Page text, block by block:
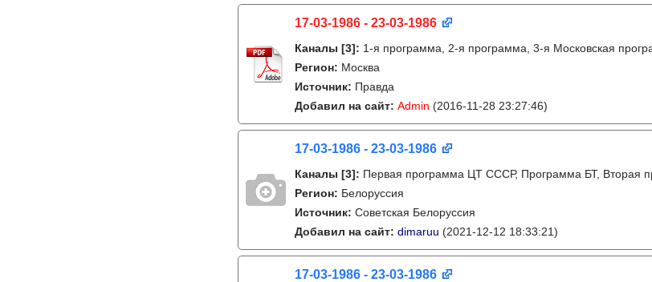
17-03-1986 - 23-03-1986
Каналы [3]: 1-я программа, 2-я программа, 3-я Московская
Регион: Москва
Источник: Правда
Добавил на сайт: Admin (2016-11-28 23:27:46)
17-03-1986 - 23-03-1986
Каналы [3]: Первая программа ЦТ СССР, Программа БТ, Вторая
Регион: Белоруссия
Источник: Советская Белоруссия
Добавил на сайт: dimaruu (2021-12-12 18:33:21)
17-03-1986 - 23-03-1986